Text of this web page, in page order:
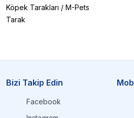
Köpek Tarakları / M-Pets
Tarak
Bizi Takip Edin
Facebook